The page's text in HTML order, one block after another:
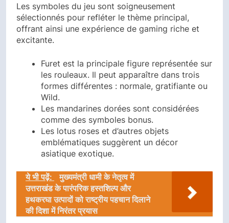
Les symboles du jeu sont soigneusement
sélectionnés pour refléter le thème principal,
offrant ainsi une expérience de gaming riche et
excitante.
Furet est la principale figure représentée sur
les rouleaux. Il peut apparaître dans trois
formes différentes : normale, gratifiante ou
Wild.
Les mandarines dorées sont considérées
comme des symboles bonus.
Les lotus roses et d’autres objets
emblématiques suggèrent un décor
asiatique exotique.
ये भी पढ़ें:
मुख्यमंत्री धामी के नेतृत्व में
उत्तराखंड के पारंपरिक हस्तशिल्प और
हथकरघा उत्पादों को राष्ट्रीय पहचान दिलाने
की दिशा में निरंतर प्रयास